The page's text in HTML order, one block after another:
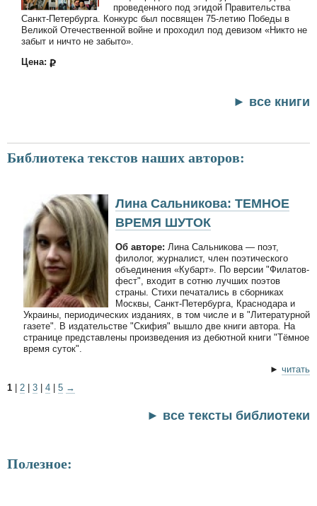
проведенного под эгидой Правительства
Санкт-Петербурга. Конкурс был посвящен 75-летию Победы в
Великой Отечественной войне и проходил под девизом «Никто не
забыт и ничто не забыто».
Цена:
► все книги
Библиотека текстов наших авторов:
Лина Сальникова: ТЕМНОЕ
ВРЕМЯ ШУТОК
Об авторе: Лина Сальникова — поэт,
филолог, журналист, член поэтического
объединения «Кубарт». По версии "Филатов-
фест", входит в сотню лучших поэтов
страны. Стихи печатались в сборниках
Москвы, Санкт-Петербурга, Краснодара и
Украины, периодических изданиях, в том числе и в "Литературной
газете". В издательстве "Скифия" вышло две книги автора. На
странице представлены произведения из дебютной книги "Тёмное
время суток".
► читать
1
2 3 4 5 →
► все тексты библиотеки
Полезное: